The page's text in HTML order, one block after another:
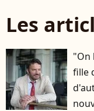
Les
"On
fille